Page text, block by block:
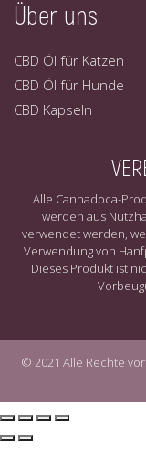
Über uns
CBD Öl für Katzen
CBD Öl für Hunde
CBD Kapseln
Alle Cannadoca-
werden aus
verwendet werden,
Verwendung von
Dieses Produkt ist
© 2021 Alle Rechte